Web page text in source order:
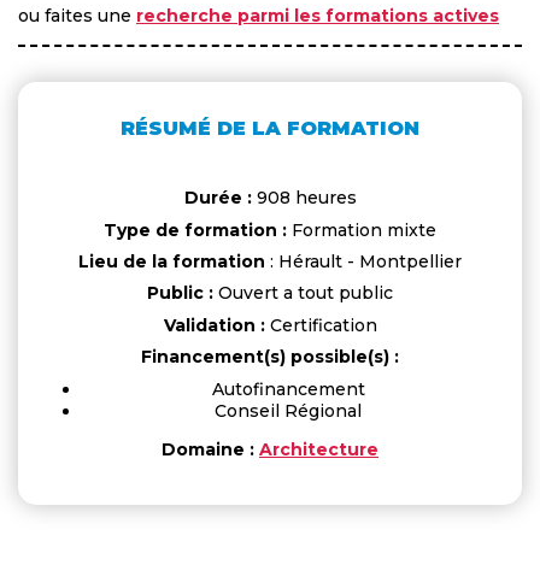
ou faites une recherche parmi les formations actives
RÉSUMÉ DE LA FORMATION
Durée :908 heures
Type de formation : Formation mixte
Lieu de la formation : Hérault - Montpellier
Public : Ouvert a tout public
Validation :Certification
Financement(s) possible(s) :
Autofinancement
Conseil Régional
Domaine : Architecture